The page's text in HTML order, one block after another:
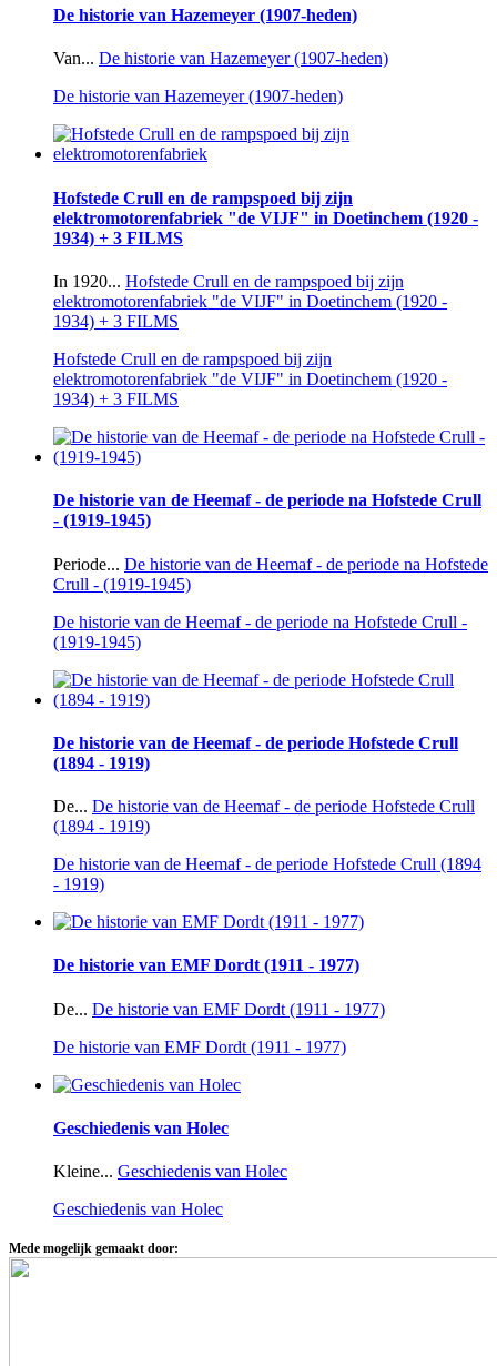
De historie van Hazemeyer (1907-heden)
Van... De historie van Hazemeyer (1907-heden)
De historie van Hazemeyer (1907-heden)
Hofstede Crull en de rampspoed bij zijn
elektromotorenfabriek "de VIJF" in Doetinchem (1920 -
1934) + 3 FILMS
In 1920... Hofstede Crull en de rampspoed bij zijn
elektromotorenfabriek "de VIJF" in Doetinchem (1920 -
1934) + 3 FILMS
Hofstede Crull en de rampspoed bij zijn
elektromotorenfabriek "de VIJF" in Doetinchem (1920 -
1934) + 3 FILMS
De historie van de Heemaf - de periode na Hofstede Crull
- (1919-1945)
Periode... De historie van de Heemaf - de periode na Hofstede
Crull - (1919-1945)
De historie van de Heemaf - de periode na Hofstede Crull -
(1919-1945)
De historie van de Heemaf - de periode Hofstede Crull
(1894 - 1919)
De... De historie van de Heemaf - de periode Hofstede Crull
(1894 - 1919)
De historie van de Heemaf - de periode Hofstede Crull (1894
- 1919)
De historie van EMF Dordt (1911 - 1977)
De... De historie van EMF Dordt (1911 - 1977)
De historie van EMF Dordt (1911 - 1977)
Geschiedenis van Holec
Kleine... Geschiedenis van Holec
Geschiedenis van Holec
Mede mogelijk gemaakt door: